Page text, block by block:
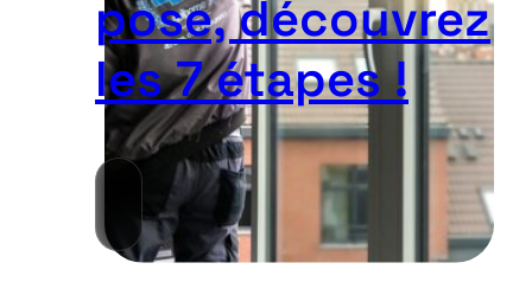
pose, découvrez
les 7 étapes !